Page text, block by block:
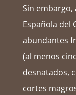
Sin embargo,
Española del
abundantes
(al menos
desnatados,
cortes